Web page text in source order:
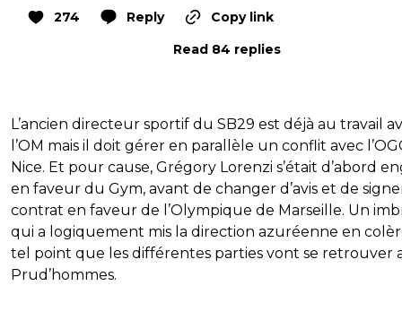
274 Reply
Copy link
Read 84 replies
L’ancien directeur sportif du SB29 est déjà au travail
l’OM mais il doit gérer en parallèle un conflit avec
Nice. Et pour cause, Grégory Lorenzi s’était d’abord
en faveur du Gym, avant de changer d’avis et de
contrat en faveur de l’Olympique de Marseille. Un
qui a logiquement mis la direction azuréenne en
tel point que les différentes parties vont se retrouver
Prud’hommes.